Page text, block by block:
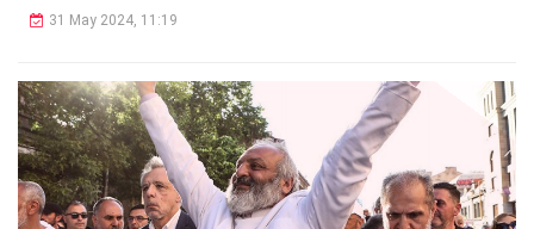
31 May 2024, 11:19